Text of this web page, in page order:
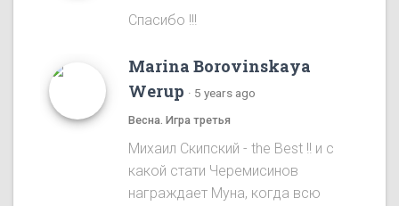
Спасибо !!!
Marina Borovinskaya
Werup · 5 years ago
Весна. Игра третья
Михаил Скипский - the Best !! и с
какой стати Черемисинов
награждает Муна, когда всю